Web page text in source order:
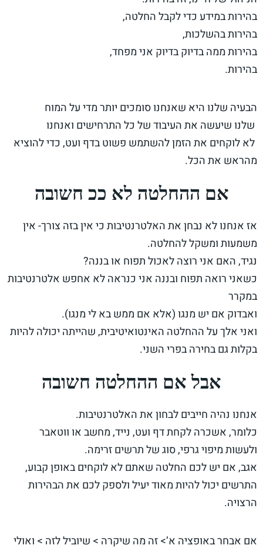
בהירות במידע כדי לקבל החלטה,
בהירות בהשלכות,
בהירות ממה בדיוק בדיוק אני מפחד,
בהירות.
הבעיה שלנו היא שאנחנו סומכים יותר מדי על המוח
שלנו שיעשה את העיבוד של כל התרחישים ואנחנו
לא לוקחים את הזמן להשתמש פשוט בדף ועט, כדי להוציא
מהראש את הכל.
אם ההחלטה לא ככ חשובה
אז אנחנו לא נבחן את האלטרנטיבות כי אין בזה צורך- אין
משמעות ומשקל להחלטה.
נגיד, האם אני רוצה לאכול תפוח או בננה?
כשאני רואה תפוח ובננה אני כנראה לא אחפש אלטרנטיבות
במקרר
ואבדוק אם יש מנגו (אלא אם ממש בא לי מנגו).
ואני אלך על ההחלטה האינטואיטיבית, שהייתה יכולה להיות
בקלות גם בחירה בפרי השני.
אבל אם ההחלטה חשובה
אנחנו נהיה חייבים לבחון את האלטרנטיבות.
כלומר, אשכרה לקחת דף ועט, נייד, מחשב או ווטאבר
ולעשות מיפוי גרפי, סוג של תרשים זרימה.
אגב, אם יש לכם החלטה שאתם לא לוקחים באופן קבוע,
התרשים יכול להיות מאוד יעיל ולספק לכם את הבהירות
הרצויה.
אם אבחר באופציה א’> זה מה שיקרה > שיוביל לזה > ואולי